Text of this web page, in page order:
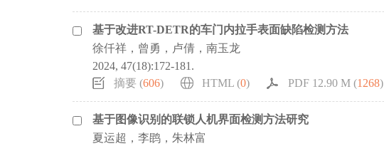
基于改进RT-DETR的车门内拉手表面缺陷检测方法
徐仟祥，曾勇，卢倩，南玉龙
2024, 47(18):172-181.
摘要 (606) HTML (0) PDF 12.90 M (1268)
基于图像识别的联锁人机界面检测方法研究
夏运超，李鹍，朱林富